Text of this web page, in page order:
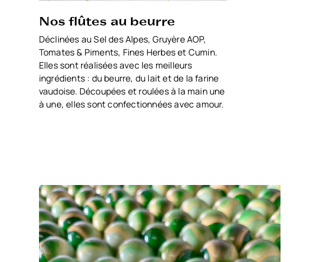
Nos flûtes au beurre
Déclinées au Sel des Alpes, Gruyère AOP,
Tomates & Piments, Fines Herbes et Cumin.
Elles sont réalisées avec les meilleurs
ingrédients : du beurre, du lait et de la farine
vaudoise. Découpées et roulées à la main une
à une, elles sont confectionnées avec amour.